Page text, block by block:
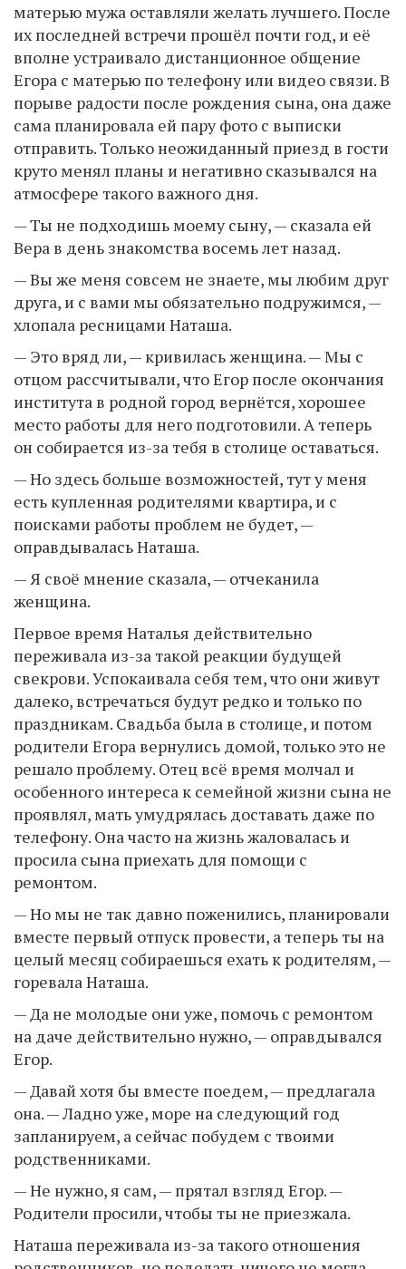
матерью мужа оставляли желать лучшего. После
их последней встречи прошёл почти год, и её
вполне устраивало дистанционное общение
Егора с матерью по телефону или видео связи. В
порыве радости после рождения сына, она даже
сама планировала ей пару фото с выписки
отправить. Только неожиданный приезд в гости
круто менял планы и негативно сказывался на
атмосфере такого важного дня.
— Ты не подходишь моему сыну, — сказала ей
Вера в день знакомства восемь лет назад.
— Вы же меня совсем не знаете, мы любим друг
друга, и с вами мы обязательно подружимся, —
хлопала ресницами Наташа.
— Это вряд ли, — кривилась женщина. — Мы с
отцом рассчитывали, что Егор после окончания
института в родной город вернётся, хорошее
место работы для него подготовили. А теперь
он собирается из-за тебя в столице оставаться.
— Но здесь больше возможностей, тут у меня
есть купленная родителями квартира, и с
поисками работы проблем не будет, —
оправдывалась Наташа.
— Я своё мнение сказала, — отчеканила
женщина.
Первое время Наталья действительно
переживала из-за такой реакции будущей
свекрови. Успокаивала себя тем, что они живут
далеко, встречаться будут редко и только по
праздникам. Свадьба была в столице, и потом
родители Егора вернулись домой, только это не
решало проблему. Отец всё время молчал и
особенного интереса к семейной жизни сына не
проявлял, мать умудрялась доставать даже по
телефону. Она часто на жизнь жаловалась и
просила сына приехать для помощи с
ремонтом.
— Но мы не так давно поженились, планировали
вместе первый отпуск провести, а теперь ты на
целый месяц собираешься ехать к родителям, —
горевала Наташа.
— Да не молодые они уже, помочь с ремонтом
на даче действительно нужно, — оправдывался
Егор.
— Давай хотя бы вместе поедем, — предлагала
она. — Ладно уже, море на следующий год
запланируем, а сейчас побудем с твоими
родственниками.
— Не нужно, я сам, — прятал взгляд Егор. —
Родители просили, чтобы ты не приезжала.
Наташа переживала из-за такого отношения